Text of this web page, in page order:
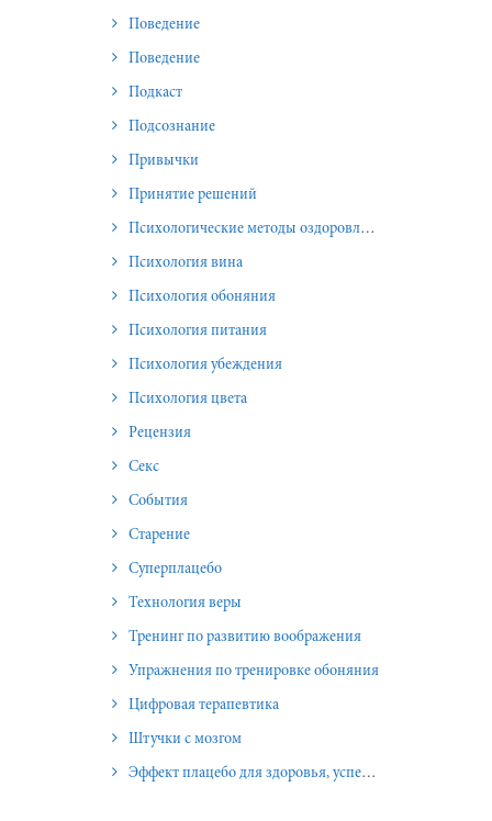
Поведение
Поведение
Подкаст
Подсознание
Привычки
Принятие решений
Психологические методы оздоровления и омоложения
Психология вина
Психология обоняния
Психология питания
Психология убеждения
Психология цвета
Рецензия
Секс
События
Старение
Суперплацебо
Технология веры
Тренинг по развитию воображения
Упражнения по тренировке обоняния
Цифровая терапевтика
Штучки с мозгом
Эффект плацебо для здоровья, успеха и отношений